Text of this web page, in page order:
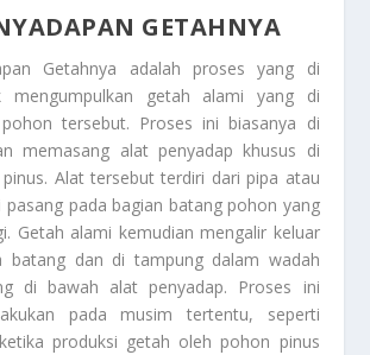
GETAHNYA
Getahnya adalah proses yang di
mengumpulkan getah alami yang di
tersebut. Proses ini biasanya di
memasang alat penyadap khusus di
Alat tersebut terdiri dari pipa atau
pasang pada bagian batang pohon yang
Getah alami kemudian mengalir keluar
batang dan di tampung dalam wadah
di bawah alat penyadap. Proses ini
pada musim tertentu, seperti
produksi getah oleh pohon pinus